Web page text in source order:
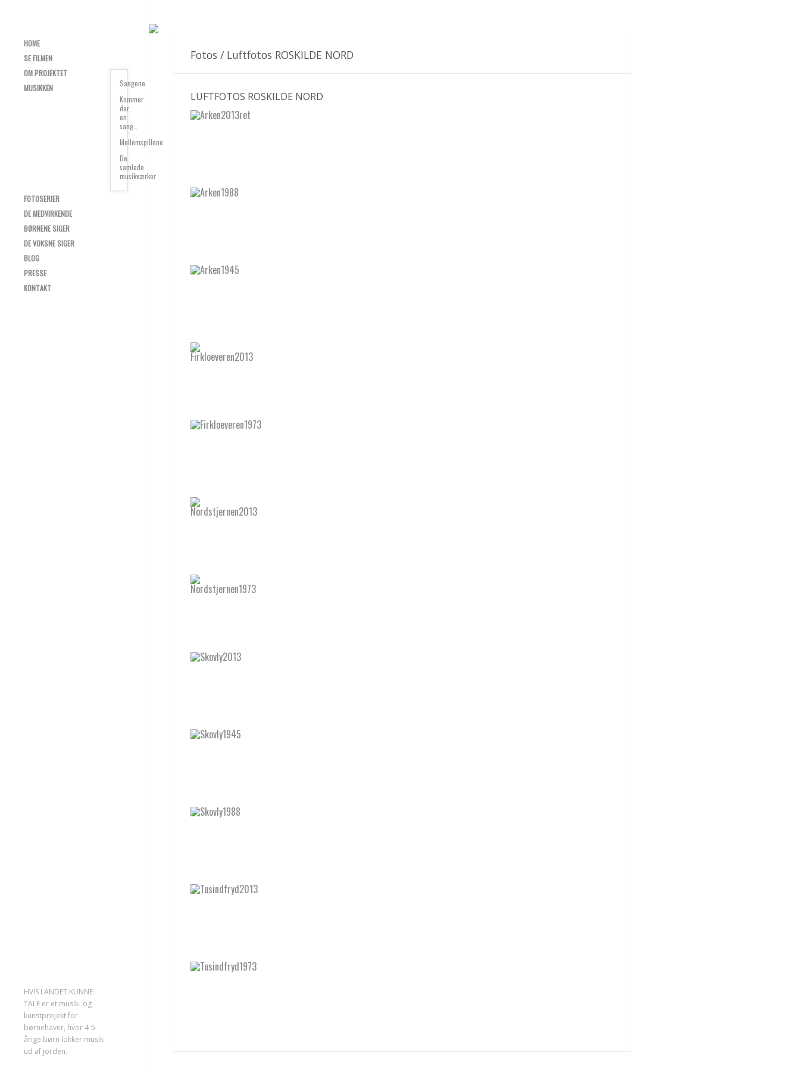
HOME
SE FILMEN
OM PROJEKTET
MUSIKKEN
Sangene
Kommer
der
en
sang…
Mellemspillene
De
samlede
musikværker
FOTOSERIER
DE MEDVIRKENDE
BØRNENE SIGER
DE VOKSNE SIGER
BLOG
PRESSE
KONTAKT
Fotos / Luftfotos ROSKILDE NORD
LUFTFOTOS ROSKILDE NORD
HVIS LANDET KUNNE
TALE er et musik- og
kunstprojekt for
børnehaver, hvor 4-5
årige børn lokker musik
ud af jorden.